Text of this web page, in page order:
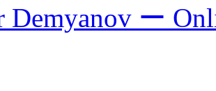
Demyanov ー